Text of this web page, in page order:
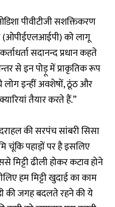
पीवीटीजी सशक्तिकरण
(ओपीईएलआईपी) को लागू
सदानन्द प्रधान कहते
से इन पोड़ू में प्राकृतिक रूप
लोग इन्हीं अवशेषों, ठूंठ और
तैयार करते हैं.”
की सरपंच सांबरी सिसा
चूंकि पहाड़ों पर है इसलिए
मिट्टी ढीली होकर कटाव होने
हम मिट्टी खुदाई का काम
की जगह बदलते रहने की ये